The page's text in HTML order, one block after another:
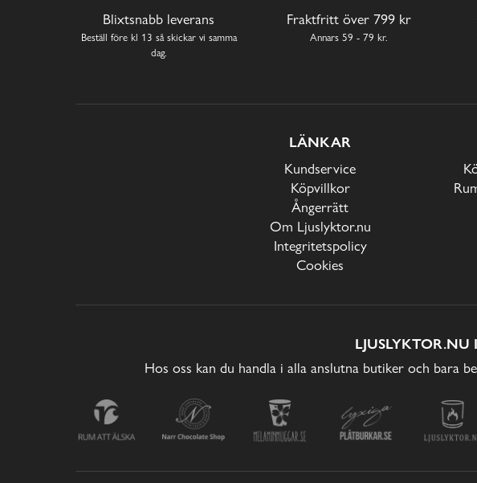
Blixtsnabb leverans
Beställ före kl 13 så skickar vi samma
dag.
Fraktfritt över 799 kr
Annars 59 - 79 kr.
LÄNKAR
Kundservice
Köpvillkor
Ångerrätt
Om Ljuslyktor.nu
Integritetspolicy
Cookies
LJUSLYKTOR.NU
Hos oss kan du handla i alla anslutna butiker och bara